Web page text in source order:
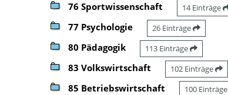
76 Sportwissenschaft 14 Einträge
77 Psychologie 26 Einträge
80 Pädagogik 113 Einträge
83 Volkswirtschaft 102 Einträge
85 Betriebswirtschaft 100 Einträge